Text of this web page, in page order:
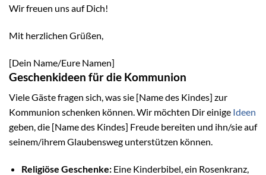
Wir freuen uns auf Dich!
Mit herzlichen Grüßen,
[Dein Name/Eure Namen]
Geschenkideen für die Kommunion
Viele Gäste fragen sich, was sie [Name des Kindes] zur
Kommunion schenken können. Wir möchten Dir einige Ideen
geben, die [Name des Kindes] Freude bereiten und ihn/sie auf
seinem/ihrem Glaubensweg unterstützen können.
Religiöse Geschenke:Eine Kinderbibel, ein Rosenkranz,